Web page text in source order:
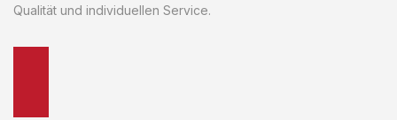
Qualität und individuellen Service.